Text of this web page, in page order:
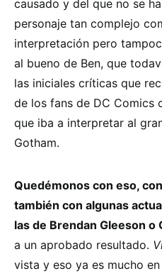
causado y del que no se
personaje tan complejo
interpretación pero
al bueno de Ben, que
las iniciales críticas que
de los fans de DC Comics
que iba a interpretar al
Gotham.
Quedémonos con eso,
también con algunas
las de Brendan Gleeson o
a un aprobado resultado.
vista y eso ya es mucho